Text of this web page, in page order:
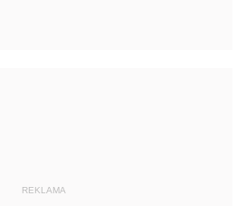
REKLAMA